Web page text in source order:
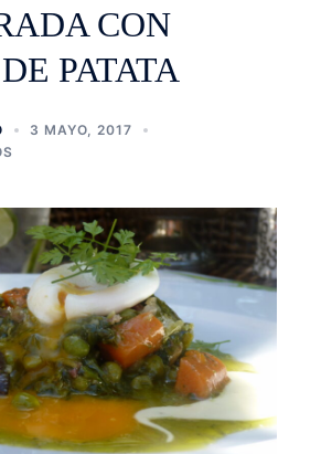
CON
PATATA
3 MAYO, 2017